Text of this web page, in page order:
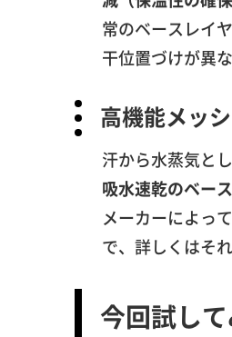
常のベースレイ
干位置づけが異
高機能メッ
汗から水蒸気と
吸水速乾のベー
メーカーによっ
で、詳しくはそ
今回試し